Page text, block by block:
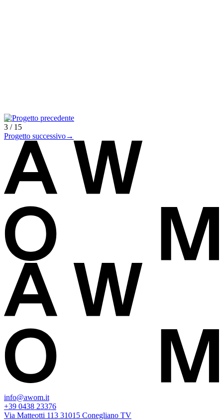
←Progetto precedente
3 / 15
Progetto successivo→
info@awom.it
+39 0438 23376
Via Matteotti 113 31015 Conegliano TV